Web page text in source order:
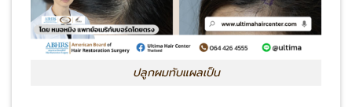
ปลูกผมทับแผลเป็น